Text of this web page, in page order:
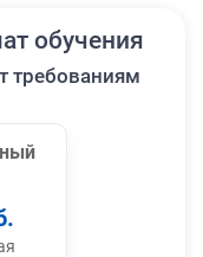
обучения
требованиям